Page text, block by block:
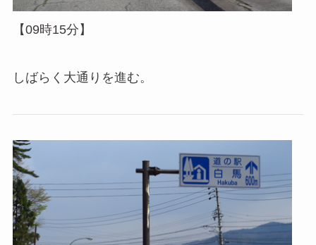
【09時15分】
しばらく大通りを進む。